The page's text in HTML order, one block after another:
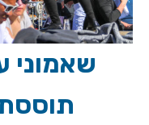
שאמוני